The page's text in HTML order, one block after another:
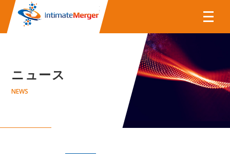
株式会社インティメート・マー
ニュース
NEWS